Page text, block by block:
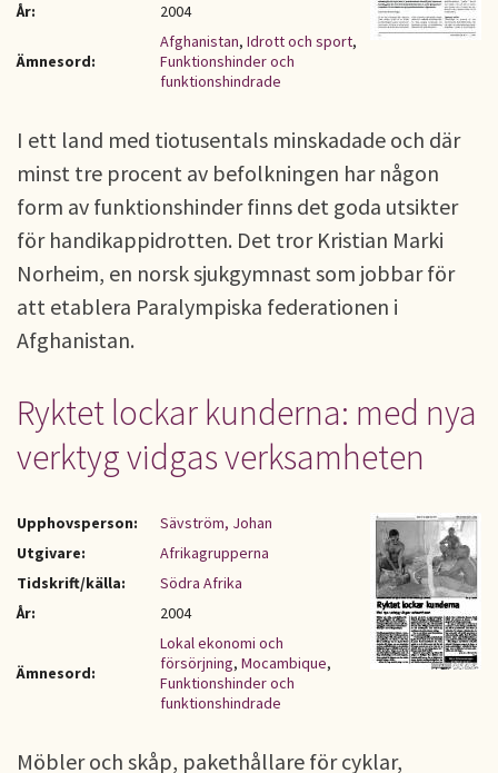
År:
2004
Ämnesord:
Afghanistan, Idrott och sport,
Funktionshinder och
funktionshindrade
I ett land med tiotusentals minskadade och där
minst tre procent av befolkningen har någon
form av funktionshinder finns det goda utsikter
för handikappidrotten. Det tror Kristian Marki
Norheim, en norsk sjukgymnast som jobbar för
att etablera Paralympiska federationen i
Afghanistan.
Ryktet lockar kunderna: med nya
verktyg vidgas verksamheten
Upphovsperson:
Sävström, Johan
Utgivare:
Afrikagrupperna
Tidskrift/källa:
Södra Afrika
År:
2004
Ämnesord:
Lokal ekonomi och
försörjning, Mocambique,
Funktionshinder och
funktionshindrade
Möbler och skåp, pakethållare för cyklar,